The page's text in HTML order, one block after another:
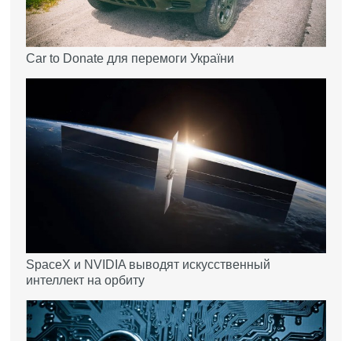
Car to Donate для перемоги України
SpaceX и NVIDIA выводят искусственный
интеллект на орбиту